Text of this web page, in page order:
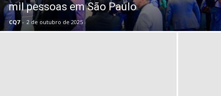
mil pessoas em São Paulo
CQ7 - 2 de outubro de 2025